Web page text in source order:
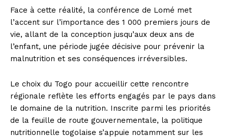
Face à cette réalité, la conférence de Lomé met
l’accent sur l’importance des 1 000 premiers jours de
vie, allant de la conception jusqu’aux deux ans de
l’enfant, une période jugée décisive pour prévenir la
malnutrition et ses conséquences irréversibles.
Le choix du Togo pour accueillir cette rencontre
régionale reflète les efforts engagés par le pays dans
le domaine de la nutrition. Inscrite parmi les priorités
de la feuille de route gouvernementale, la politique
nutritionnelle togolaise s’appuie notamment sur les